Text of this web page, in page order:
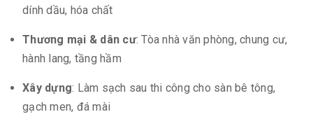
dính dầu, hóa chất
Thương mại & dân cư: Tòa nhà văn phòng, chung cư,
hành lang, tầng hầm
Xây dựng: Làm sạch sau thi công cho sàn bê tông,
gạch men, đá mài